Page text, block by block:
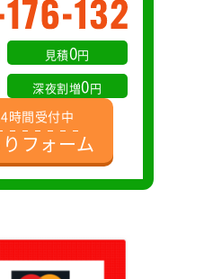
見積0円
深夜割増0円
時間受付中
フォーム